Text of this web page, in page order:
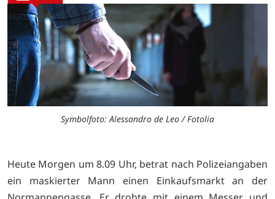
Symbolfoto: Alessandro de Leo / Fotolia
Heute Morgen um 8.09 Uhr, betrat nach Polizeiangaben
ein maskierter Mann einen Einkaufsmarkt an der